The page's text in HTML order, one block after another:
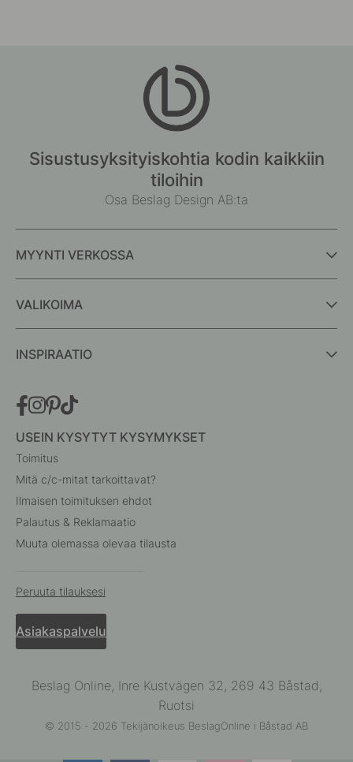
Sisustusyksityiskohtia kodin kaikkiin
tiloihin
Osa Beslag Design AB:ta
MYYNTI VERKOSSA
VALIKOIMA
INSPIRAATIO
USEIN KYSYTYT KYSYMYKSET
Toimitus
Mitä c/c-mitat tarkoittavat?
Ilmaisen toimituksen ehdot
Palautus & Reklamaatio
Muuta olemassa olevaa tilausta
Peruuta tilauksesi
Asiakaspalvelu
Beslag Online, Inre Kustvägen 32, 269 43 Båstad,
Ruotsi
© 2015 - 2026 Tekijänoikeus BeslagOnline i Båstad AB